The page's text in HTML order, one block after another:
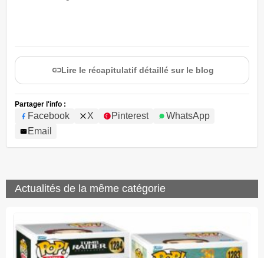
Lire le récapitulatif détaillé sur le blog
Partager l'info :
Facebook X Pinterest
WhatsApp
Email
Actualités de la même catégorie